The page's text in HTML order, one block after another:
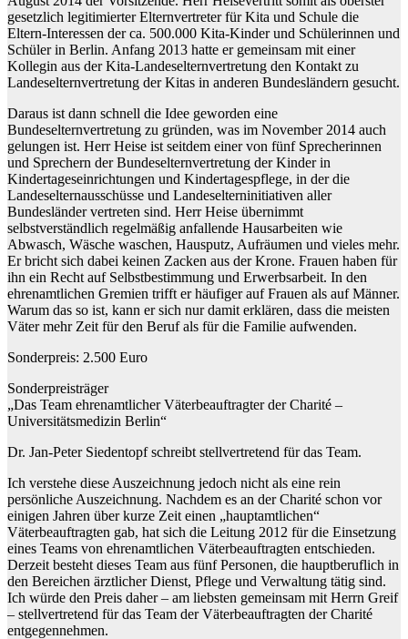
gesetzlich legitimierter Elternvertreter für Kita und Schule die
Eltern-Interessen der ca. 500.000 Kita-Kinder und Schülerinnen und
Schüler in Berlin. Anfang 2013 hatte er gemeinsam mit einer
Kollegin aus der Kita-Landeselternvertretung den Kontakt zu
Landeselternvertretung der Kitas in anderen Bundesländern gesucht.
Daraus ist dann schnell die Idee geworden eine
Bundeselternvertretung zu gründen, was im November 2014 auch
gelungen ist. Herr Heise ist seitdem einer von fünf Sprecherinnen
und Sprechern der Bundeselternvertretung der Kinder in
Kindertageseinrichtungen und Kindertagespflege, in der die
Landeselternausschüsse und Landeselterninitiativen aller
Bundesländer vertreten sind. Herr Heise übernimmt
selbstverständlich regelmäßig anfallende Hausarbeiten wie
Abwasch, Wäsche waschen, Hausputz, Aufräumen und vieles mehr.
Er bricht sich dabei keinen Zacken aus der Krone. Frauen haben für
ihn ein Recht auf Selbstbestimmung und Erwerbsarbeit. In den
ehrenamtlichen Gremien trifft er häufiger auf Frauen als auf Männer.
Warum das so ist, kann er sich nur damit erklären, dass die meisten
Väter mehr Zeit für den Beruf als für die Familie aufwenden.
Sonderpreis: 2.500 Euro
Sonderpreisträger
„Das Team ehrenamtlicher Väterbeauftragter der Charité –
Universitätsmedizin Berlin“
Dr. Jan-Peter Siedentopf schreibt stellvertretend für das Team.
Ich verstehe diese Auszeichnung jedoch nicht als eine rein
persönliche Auszeichnung. Nachdem es an der Charité schon vor
einigen Jahren über kurze Zeit einen „hauptamtlichen“
Väterbeauftragten gab, hat sich die Leitung 2012 für die Einsetzung
eines Teams von ehrenamtlichen Väterbeauftragten entschieden.
Derzeit besteht dieses Team aus fünf Personen, die hauptberuflich in
den Bereichen ärztlicher Dienst, Pflege und Verwaltung tätig sind.
Ich würde den Preis daher – am liebsten gemeinsam mit Herrn Greif
– stellvertretend für das Team der Väterbeauftragten der Charité
entgegennehmen.